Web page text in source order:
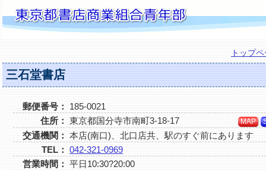
トップ
三石堂書店
郵便番号：
185-0021
住所： 東京都国分寺市南町3-18-17 MAP
交通機関： 本店(南口)、北口店共、駅のすぐ前にあります
TEL： 042-321-0969
営業時間： 平日10:30?20:00